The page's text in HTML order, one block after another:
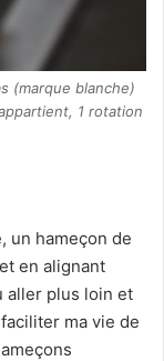
(marque blanche)
1 rotation
un hameçon de
en alignant
aller plus loin et
ma vie de